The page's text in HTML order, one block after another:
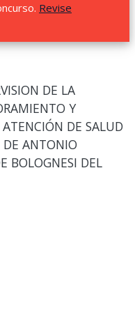
Revise
DE LA
Y
DE SALUD
DE ANTONIO
BOLOGNESI DEL